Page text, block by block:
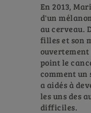
En 2013,
d'un
au cerveau.
filles et son
ouvertement
point le
comment un
a aidés à
les uns des
difficiles.